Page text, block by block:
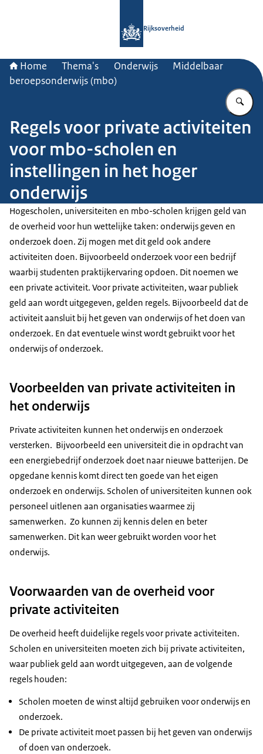
Rijksoverheid
Home Thema's Onderwijs
Middelbaar
beroepsonderwijs (mbo)
Regels voor private activiteiten
voor mbo-scholen en
instellingen in het hoger
onderwijs
Hogescholen, universiteiten en mbo-scholen krijgen geld van
de overheid voor hun wettelijke taken: onderwijs geven en
onderzoek doen. Zij mogen met dit geld ook andere
activiteiten doen. Bijvoorbeeld onderzoek voor een bedrijf
waarbij studenten praktijkervaring opdoen. Dit noemen we
een private activiteit. Voor private activiteiten, waar publiek
geld aan wordt uitgegeven, gelden regels. Bijvoorbeeld dat de
activiteit aansluit bij het geven van onderwijs of het doen van
onderzoek. En dat eventuele winst wordt gebruikt voor het
onderwijs of onderzoek.
Voorbeelden van private activiteiten in
het onderwijs
Private activiteiten kunnen het onderwijs en onderzoek
versterken. Bijvoorbeeld een universiteit die in opdracht van
een energiebedrijf onderzoek doet naar nieuwe batterijen. De
opgedane kennis komt direct ten goede van het eigen
onderzoek en onderwijs. Scholen of universiteiten kunnen ook
personeel uitlenen aan organisaties waarmee zij
samenwerken. Zo kunnen zij kennis delen en beter
samenwerken. Dit kan weer gebruikt worden voor het
onderwijs.
Voorwaarden van de overheid voor
private activiteiten
De overheid heeft duidelijke regels voor private activiteiten.
Scholen en universiteiten moeten zich bij private activiteiten,
waar publiek geld aan wordt uitgegeven, aan de volgende
regels houden:
Scholen moeten de winst altijd gebruiken voor onderwijs en
onderzoek.
De private activiteit moet passen bij het geven van onderwijs
of doen van onderzoek.